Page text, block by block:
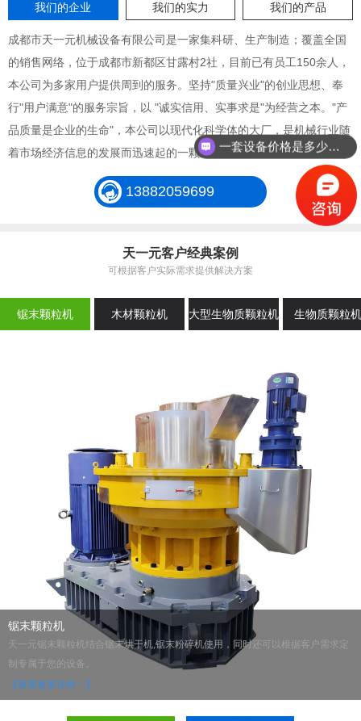
我们的企业 我们的实力 我们的产品
成都市天一元机械设备有限公司是一家集科研、生产制造；覆盖全国
的销售网络，位于成都市新都区甘露村2社，目前已有员工150余人，
本公司为多家用户提供周到的服务。坚持"质量兴业"的创业思想、奉
行"用户满意"的服务宗旨，以 "诚实信用、实事求是"为经营之本。"产
品质量是企业的生命"，本公司以现代化科学体的大厂，是机械行业随
着市场经济信息的发展而迅速起的一颗耀眼的新星。
13882059699
天一元客户经典案例
可根据客户实际需求提供解决方案
锯末颗粒机 木材颗粒机 大型生物质颗粒机 生物质颗粒机
锯末颗粒机
天一元锯末颗粒机结合锯末烘干机,锯末粉碎机使用，同时还可以根据客户需求定
制专属于您的设备。
【查看更多详情···】
一套设备价格是多少钱？